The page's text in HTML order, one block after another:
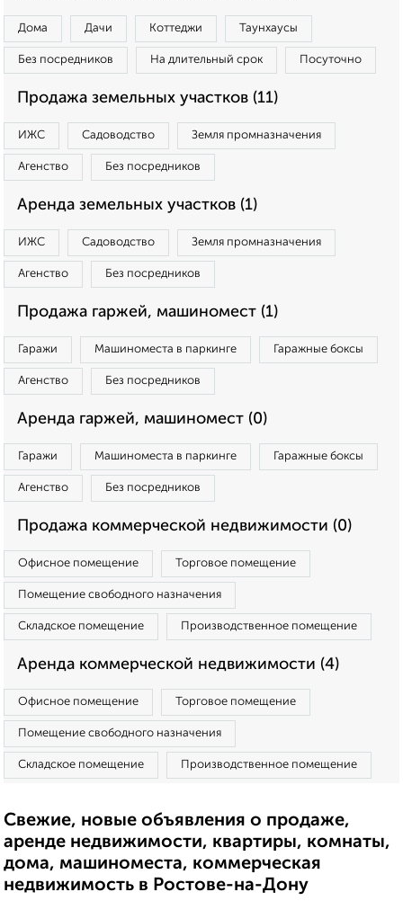
Дома Дачи Коттеджи Таунхаусы
Без посредников На длительный срок Посуточно
Продажа земельных участков (11)
ИЖС Садоводство Земля промназначения
Агенство Без посредников
Аренда земельных участков (1)
ИЖС Садоводство Земля промназначения
Агенство Без посредников
Продажа гаржей, машиномест (1)
Гаражи Машиноместа в паркинге Гаражные боксы
Агенство Без посредников
Аренда гаржей, машиномест (0)
Гаражи Машиноместа в паркинге Гаражные боксы
Агенство Без посредников
Продажа коммерческой недвижимости (0)
Офисное помещение Торговое помещение
Помещение свободного назначения
Складское помещение Производственное помещение
Аренда коммерческой недвижимости (4)
Офисное помещение Торговое помещение
Помещение свободного назначения
Складское помещение Производственное помещение
Свежие, новые объявления о продаже,
аренде недвижимости, квартиры, комнаты,
дома, машиноместа, коммерческая
недвижимость в Ростове-на-Дону